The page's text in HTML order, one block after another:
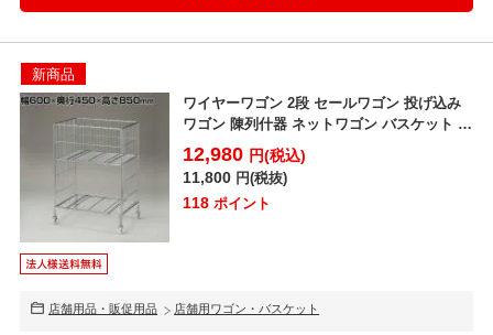
新商品
ワイヤーワゴン 2段 セールワゴン 投げ込み
ワゴン 陳列什器 ネットワゴン バスケット 商
品陳列 ク...
12,980 円(税込)
11,800 円(税抜)
118 ポイント
店舗用品・販促用品 店舗用ワゴン・バスケット